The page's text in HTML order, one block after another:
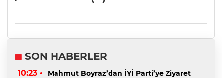
SON HABERLER
10:23 • Mahmut Boyraz’dan İYİ Parti’ye Ziyaret